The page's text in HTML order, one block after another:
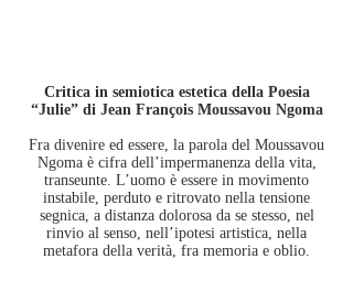
Critica in semiotica estetica della Poesia
“Julie” di Jean François Moussavou Ngoma
Fra divenire ed essere, la parola del Moussavou
Ngoma è cifra dell’impermanenza della vita,
transeunte. L’uomo è essere in movimento
instabile, perduto e ritrovato nella tensione
segnica, a distanza dolorosa da se stesso, nel
rinvio al senso, nell’ipotesi artistica, nella
metafora della verità, fra memoria e oblio.